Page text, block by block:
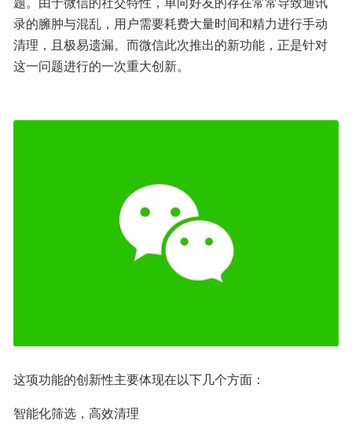
录的臃肿与混乱，用户需要耗费大量时间和精力进行手动
清理，且极易遗漏。而微信此次推出的新功能，正是针对
这一问题进行的一次重大创新。
这项功能的创新性主要体现在以下几个方面：
智能化筛选，高效清理